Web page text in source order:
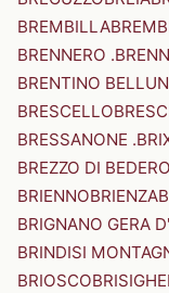
BREMBILLA
BRENNERO
BRENTINO
BRESCELLO
BRESSANONE
BREZZO DI BEDERO
BRIENNOBRIENZA
BRIGNANO GERA
BRINDISI
BRIOSCO